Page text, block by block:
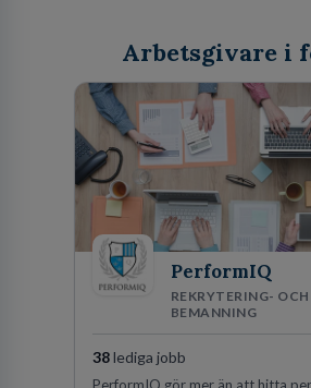
Arbetsgivare i
PerformIQ
REKRYTERING- OCH
BEMANNING
38lediga jobb